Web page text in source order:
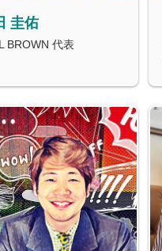
圭佑
BROWN 代表